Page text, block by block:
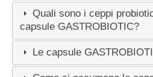
Quali sono i ceppi
capsule GASTROBIOTIC?
Le capsule